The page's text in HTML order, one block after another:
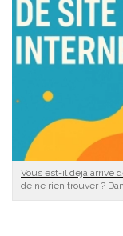
taper le nom d’une
un monde où tout [...]